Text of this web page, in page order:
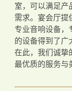
室，可以满足产
需求。宴会厅提
专业音响设备，
的设备得到了广
在此，我们诚挚
最优质的服务与